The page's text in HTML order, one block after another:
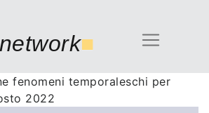
■
fenomeni temporaleschi per
2022